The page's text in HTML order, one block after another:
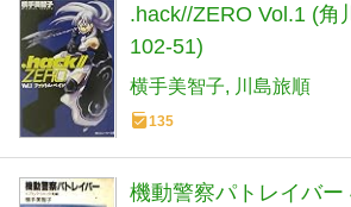
.hack//ZERO Vol.1 (角
102-51)
横手美智子 川島旅順
135
機動警察パトレイバー